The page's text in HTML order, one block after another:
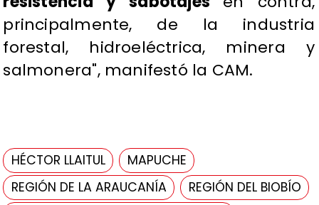
principalmente, de la industria
forestal, hidroeléctrica, minera y
salmonera", manifestó la CAM.
HÉCTOR LLAITUL
MAPUCHE
REGIÓN DE LA ARAUCANÍA
REGIÓN DEL BIOBÍO